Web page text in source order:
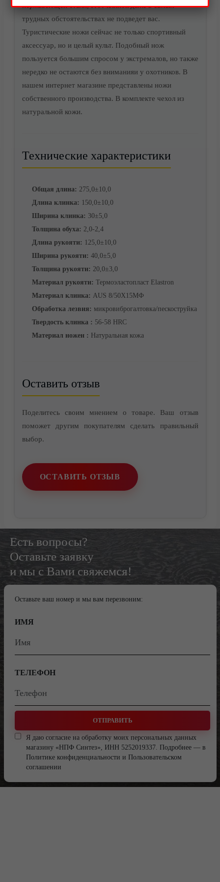
Корзина
Контакты
нержавеющей стали, этот клинок даже в самых
трудных обстоятельствах не подведет вас.
Туристические ножи сейчас не только спортивный
аксессуар, но и целый культ. Подобный нож
пользуется большим спросом у экстремалов, но также
нередко не остаются без вниманияи у охотников. В
нашем интернет магазине представлены ножи
собственного производства. В комплекте чехол из
натуральной кожи.
Технические характеристики
Общая длина: 275,0±10,0
Длина клинка: 150,0±10,0
Ширина клинка: 30±5,0
Толщина обуха: 2,0-2,4
Длина рукояти: 125,0±10,0
Ширина рукояти: 40,0±5,0
Толщина рукояти: 20,0±3,0
Материал рукояти: Термоэластопласт Elastron
Материал клинка: AUS 8/50Х15МФ
Обработка лезвия: микровиброгалтовка/пескоструйка
Твердость клинка : 56-58 HRC
Материал ножен : Натуральная кожа
Оставить отзыв
Поделитесь своим мнением о товаре. Ваш отзыв
поможет другим покупателям сделать правильный
выбор.
ОСТАВИТЬ ОТЗЫВ
Есть вопросы?
Оставьте заявку
и мы с Вами свяжемся!
Оставьте ваш номер и мы вам перезвоним:
ИМЯ
ТЕЛЕФОН
ОТПРАВИТЬ
Я даю согласие на обработку моих персональных данных
магазину «НПФ Синтез», ИНН 5252019337. Подробнее — в
Политике конфиденциальности и Пользовательском
соглашении